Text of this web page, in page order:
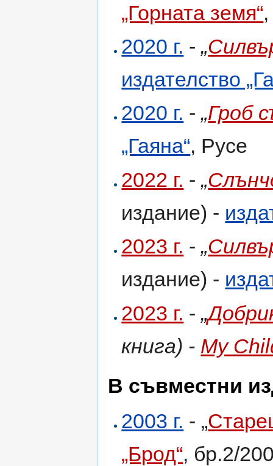
„Горната земя“
2020 г. -„
издателство
2020 г. -„Гроб
„Гаяна“, Русе
2022 г. -„
издание) -
2023 г. -„
издание) -
2023 г. -„
книга) - My
В съвместни
2003 г. - „
„Брод“, бр.2/